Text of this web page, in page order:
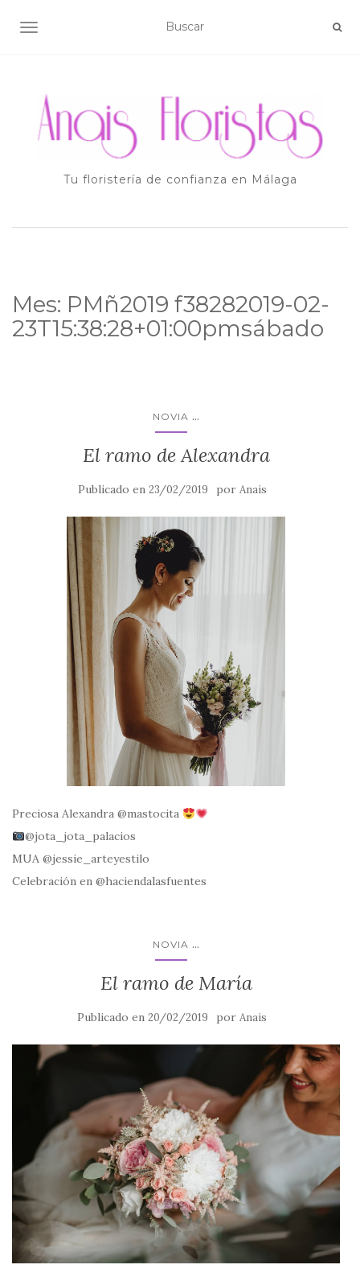
ALTERNAR NAVEGACIÓN
Tu floristería de confianza en Málaga
Mes: PMñ2019 f38282019-02-
23T15:38:28+01:00pmsábado
NOVIA ...
El ramo de Alexandra
Publicado en 23/02/2019 por Anais
Preciosa Alexandra @mastocita
@jota_jota_palacios
MUA @jessie_arteyestilo
Celebración en @haciendalasfuentes
NOVIA ...
El ramo de María
Publicado en 20/02/2019 por Anais